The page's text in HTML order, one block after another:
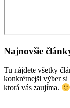
Najnovšie
Tu nájdete všetky
konkrétnejší výber si
ktorá vás zaujíma.